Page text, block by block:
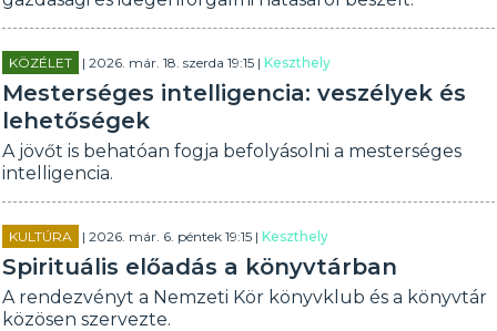
KÖZÉLET | 2026. már. 18. szerda 19:15 |Keszthely
Mesterséges intelligencia: veszélyek és
lehetőségek
A jövőt is behatóan fogja befolyásolni a mesterséges
intelligencia.
KULTÚRA | 2026. már. 6. péntek 19:15 |Keszthely
Spirituális előadás a könyvtárban
A rendezvényt a Nemzeti Kör könyvklub és a könyvtár
közösen szervezte.